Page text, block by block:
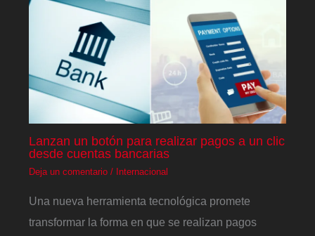
Lanzan un botón para realizar pagos a un clic
desde cuentas bancarias
Deja un comentario / Internacional
Una nueva herramienta tecnológica promete
transformar la forma en que se realizan pagos